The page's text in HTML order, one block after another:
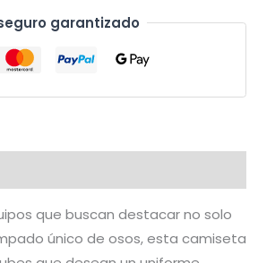
garantizado
que buscan destacar no solo
único de osos, esta camiseta